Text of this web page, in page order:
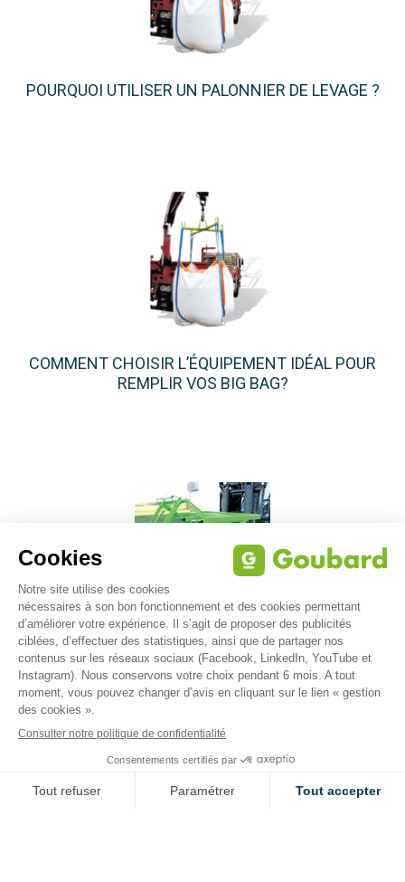
POURQUOI UTILISER UN PALONNIER DE LEVAGE ?
COMMENT CHOISIR L’ÉQUIPEMENT IDÉAL POUR
REMPLIR VOS BIG BAG?
COMMENT UTILISER UN BASCULEUR DE CAISSE OU
PALOX ?